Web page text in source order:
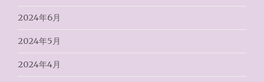
2024年6月
2024年5月
2024年4月